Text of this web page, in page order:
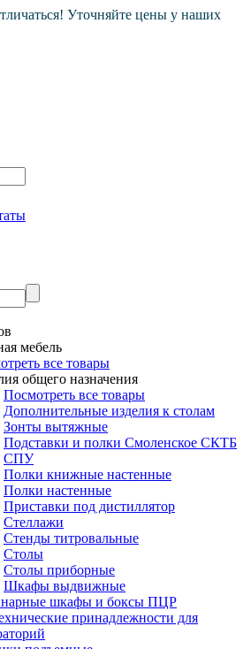
Уточняйте цены у наших
мебель
все товары
общего назначения
Посмотреть все товары
Дополнительные изделия к столам
Зонты вытяжные
Подставки и полки Смоленское СКТБ
СПУ
Полки книжные настенные
Полки настенные
Приставки под дистиллятор
Стеллажи
Стенды титровальные
Столы
Столы приборные
Шкафы выдвижные
шкафы и боксы ПЦР
принадлежности для